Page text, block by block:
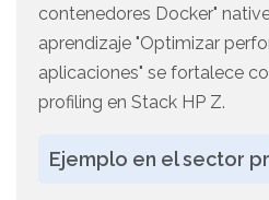
contenedores Docker"
aprendizaje "Optimizar
aplicaciones" se fortalece
profiling en Stack HP Z.
Ejemplo en el sector